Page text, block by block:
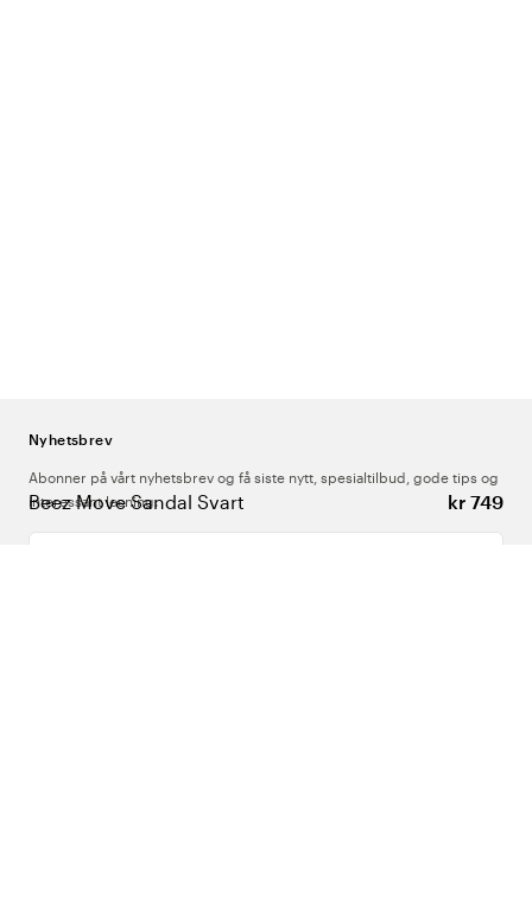
Beez Move Sandal Svart kr 749
Nyhetsbrev
Abonner på vårt nyhetsbrev og få siste nytt, spesialtilbud, gode tips og
interessant lesning.
Skriv inn din e-postadresse